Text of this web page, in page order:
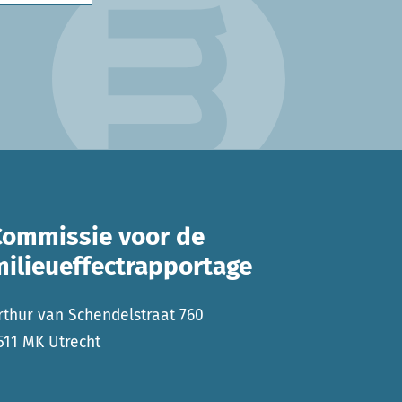
voor de
van Schendelstraat 760
MK Utrecht